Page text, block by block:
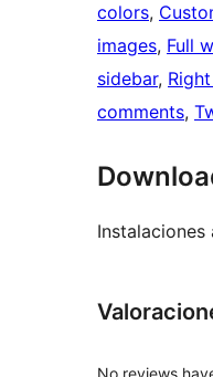
colors,
images, Full
sidebar,
comments,
Instalaciones
No reviews